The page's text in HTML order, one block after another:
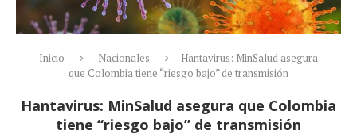
Inicio Nacionales
Hantavirus: MinSalud asegura
que Colombia tiene “riesgo bajo” de transmisión
Hantavirus: MinSalud asegura que Colombia
tiene “riesgo bajo” de transmisión